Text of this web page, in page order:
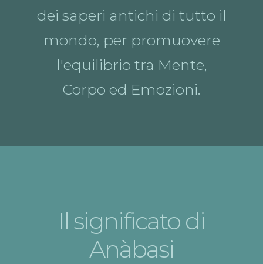
dei saperi antichi di tutto il
mondo, per promuovere
l'equilibrio tra Mente,
Corpo ed Emozioni.
Il significato di
Anàbasi